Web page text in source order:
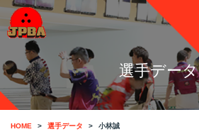
選手データ
HOME 選手データ 小林誠